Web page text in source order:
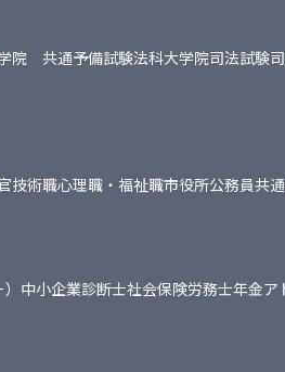
院 共通予備試験法科大学院司法試験
技術職心理職・福祉職市役所公務員共通
中小企業診断士社会保険労務士年金ア